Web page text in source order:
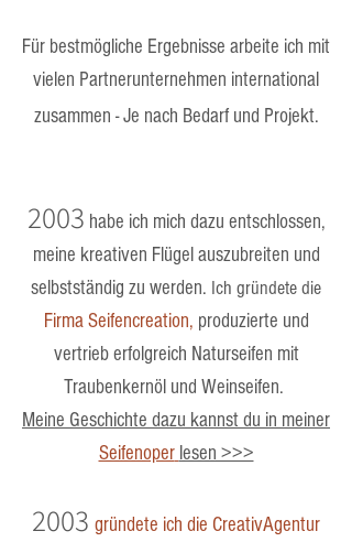
Für bestmögliche Ergebnisse arbeite ich mit
vielen Partnerunternehmen international
zusammen - Je nach Bedarf und Projekt.
2003 habe ich mich dazu entschlossen,
meine kreativen Flügel auszubreiten und
selbstständig zu werden. Ich gründete die
Firma Seifencreation, produzierte und
vertrieb erfolgreich Naturseifen mit
Traubenkernöl und Weinseifen.
Meine Geschichte dazu kannst du in meiner
Seifenoper lesen >>>
2003 gründete ich die CreativAgentur